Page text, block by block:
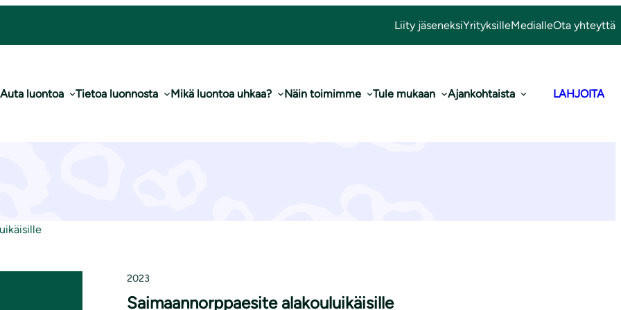
Liity jäseneksiYrityksilleMedialleOta yhteyttä
Auta luontoa Tietoa luonnosta Mikä luontoa uhkaa? Näin toimimme Tule mukaan Ajankohtaista LAHJOITA
alakouluikäisille
2023
Saimaannorppaesite alakouluikäisille